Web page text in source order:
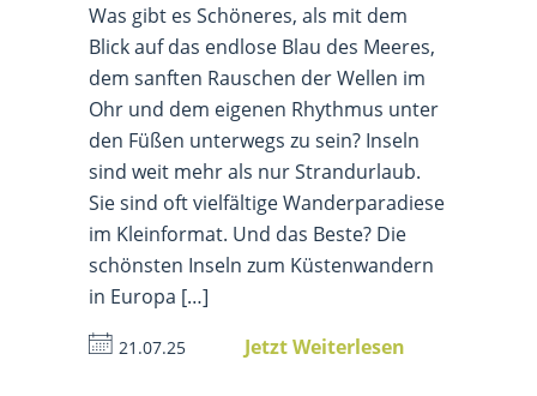
Was gibt es Schöneres, als mit dem
Blick auf das endlose Blau des Meeres,
dem sanften Rauschen der Wellen im
Ohr und dem eigenen Rhythmus unter
den Füßen unterwegs zu sein? Inseln
sind weit mehr als nur Strandurlaub.
Sie sind oft vielfältige Wanderparadiese
im Kleinformat. Und das Beste? Die
schönsten Inseln zum Küstenwandern
in Europa […]
21.07.25 Jetzt Weiterlesen